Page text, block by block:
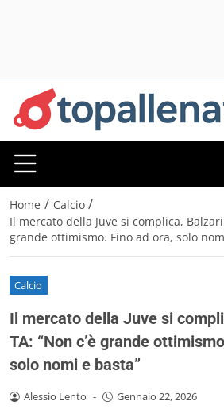
Home / Calcio /
Il mercato della Juve si complica,
grande ottimismo. Fino ad ora, solo
Calcio
Il mercato della Juve si
TA: “Non c’è grande
solo nomi e basta”
Alessio Lento - Gennaio 22, 2026